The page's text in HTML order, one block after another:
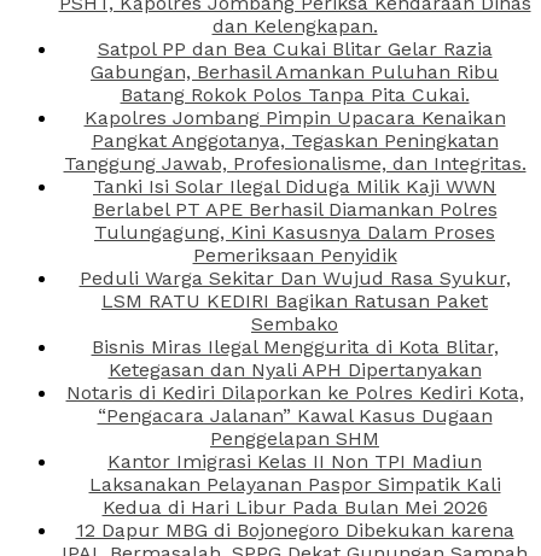
dan Kelengkapan.
Satpol PP dan Bea Cukai Blitar Gelar Razia
Gabungan, Berhasil Amankan Puluhan Ribu
Batang Rokok Polos Tanpa Pita Cukai.
Kapolres Jombang Pimpin Upacara Kenaikan
Pangkat Anggotanya, Tegaskan Peningkatan
Tanggung Jawab, Profesionalisme, dan Integritas.
Tanki Isi Solar Ilegal Diduga Milik Kaji WWN
Berlabel PT APE Berhasil Diamankan Polres
Tulungagung, Kini Kasusnya Dalam Proses
Pemeriksaan Penyidik
Peduli Warga Sekitar Dan Wujud Rasa Syukur,
LSM RATU KEDIRI Bagikan Ratusan Paket
Sembako
Bisnis Miras Ilegal Menggurita di Kota Blitar,
Ketegasan dan Nyali APH Dipertanyakan
Notaris di Kediri Dilaporkan ke Polres Kediri Kota,
“Pengacara Jalanan” Kawal Kasus Dugaan
Penggelapan SHM
Kantor Imigrasi Kelas II Non TPI Madiun
Laksanakan Pelayanan Paspor Simpatik Kali
Kedua di Hari Libur Pada Bulan Mei 2026
12 Dapur MBG di Bojonegoro Dibekukan karena